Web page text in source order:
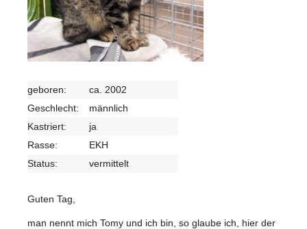
geboren:
ca. 2002
Geschlecht:
männlich
Kastriert:
ja
Rasse:
EKH
Status:
vermittelt
Guten Tag,
man nennt mich Tomy und ich bin, so glaube ich, hier der